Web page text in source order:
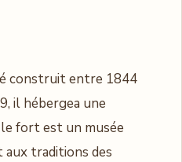
construit entre 1844
il hébergea une
le fort est un musée
aux traditions des